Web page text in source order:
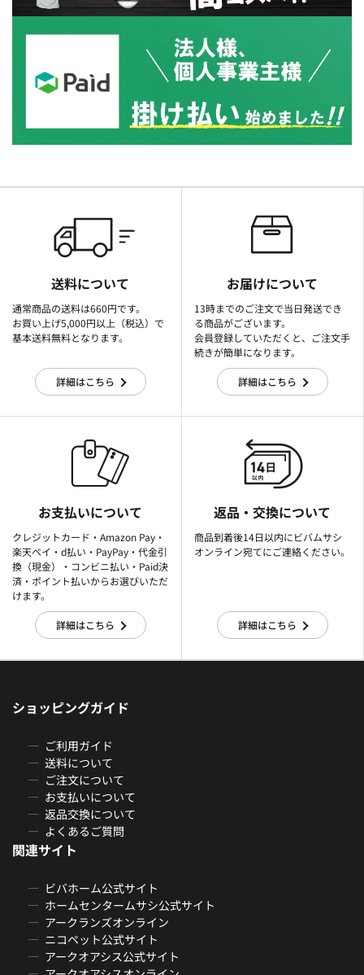
送料について
通常商品の送料は660円です。
お買い上げ5,000円以上（税込）で
基本送料無料となります。
詳細はこちら
お届けについて
13時までのご注文で当日発送でき
る商品がございます。
会員登録していただくと、ご注文手
続きが簡単になります。
詳細はこちら
お支払いについて
クレジットカード・Amazon Pay・
楽天ぺイ・d払い・PayPay・代金引
換（現金）・コンビニ払い・Paid決
済・ポイント払いからお選びいただ
けます。
詳細はこちら
返品・交換について
商品到着後14日以内にビバムサシ
オンライン宛てにご連絡ください。
詳細はこちら
ショッピングガイド
ご利用ガイド
送料について
ご注文について
お支払いについて
返品交換について
よくあるご質問
関連サイト
ビバホーム公式サイト
ホームセンタームサシ公式サイト
アークランズオンライン
ニコペット公式サイト
アークオアシス公式サイト